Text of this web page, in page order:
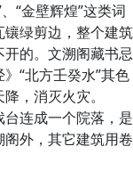
“金壁辉煌”这类词
绿剪边，整个建筑
的。文溯阁藏书忌
“北方壬癸水”其色
，消灭火灾。
连成一个院落，是
外，其它建筑用卷